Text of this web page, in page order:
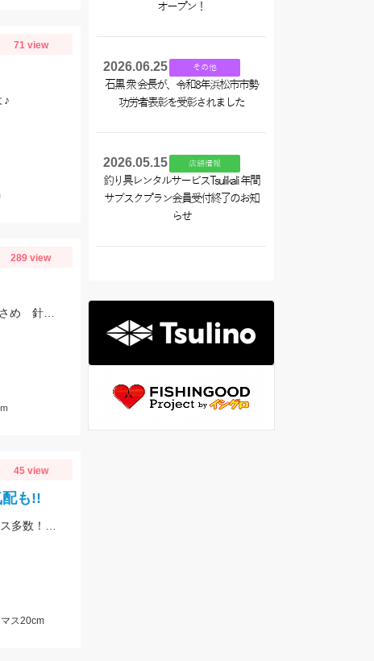
71 view
♪
289 view
45 view
も!!
ス20cm
オープン！
2026.06.25 その他
石黒 衆 会長が、令和8年浜松市市勢
功労者表彰を受彰されました
2026.05.15 店舗情報
釣り具レンタルサービスTsulikali 年間
サブスクプラン会員受付終了のお知
らせ